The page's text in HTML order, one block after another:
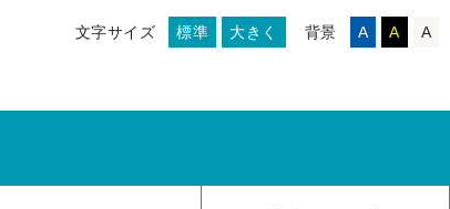
背景 A A A
文字サイズ 標準 大きく